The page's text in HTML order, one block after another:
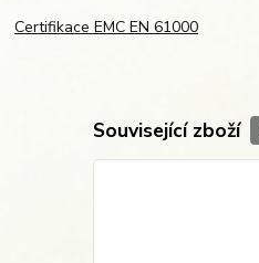
Certifikace EMC EN 61000
Související zboží